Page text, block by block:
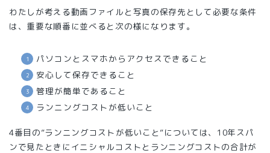
わたしが考える動画ファイルと写真の保存先として必要な条件
は、重要な順番に並べると次の様になります。
パソコンとスマホからアクセスできること
安心して保存できること
管理が簡単であること
ランニングコストが低いこと
4番目の”ランニングコストが低いこと”については、10年スパ
ンで見たときにイニシャルコストとランニングコストの合計が